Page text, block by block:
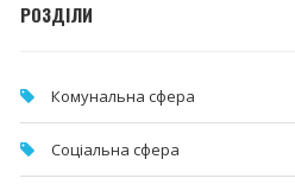
РОЗДІЛИ
Комунальна cфера
Соціальна сфера